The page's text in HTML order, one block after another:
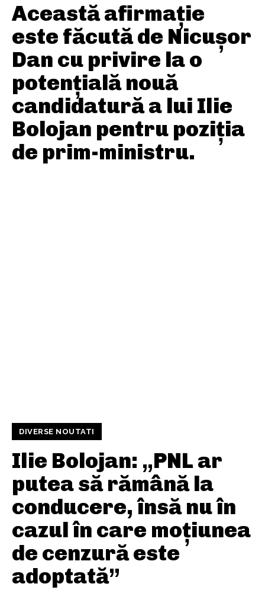
Această afirmație
este făcută de Nicușor
Dan cu privire la o
potențială nouă
candidatură a lui Ilie
Bolojan pentru poziția
de prim-ministru.
DIVERSE NOUTATI
Ilie Bolojan: „PNL ar
putea să rămână la
conducere, însă nu în
cazul în care moțiunea
de cenzură este
adoptată”